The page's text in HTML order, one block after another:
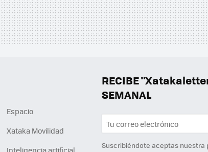
RECIBE
SEMANAL
Suscribiéndote aceptas nuestra
Espacio
Xataka Movilidad